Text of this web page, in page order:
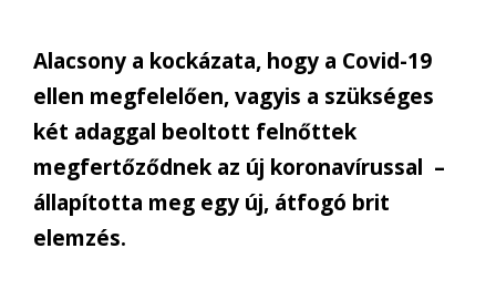
Alacsony a kockázata, hogy a Covid-19
ellen megfelelően, vagyis a szükséges
két adaggal beoltott felnőttek
megfertőződnek az új koronavírussal –
állapította meg egy új, átfogó brit
elemzés.